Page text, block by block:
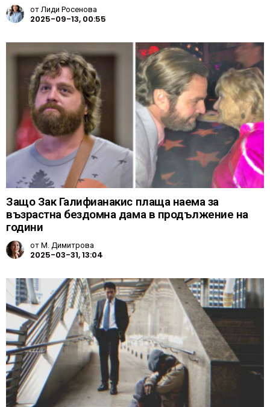
отЛиди Росенова
2025-09-13, 00:55
Защо Зак Галифианакис плаща наема за
възрастна бездомна дама в продължение на
години
отМ. Димитрова
2025-03-31, 13:04